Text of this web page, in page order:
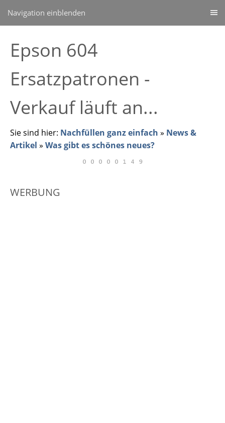
Navigation einblenden
Epson 604
Ersatzpatronen -
Verkauf läuft an...
Sie sind hier: Nachfüllen ganz einfach » News &
Artikel » Was gibt es schönes neues?
WERBUNG